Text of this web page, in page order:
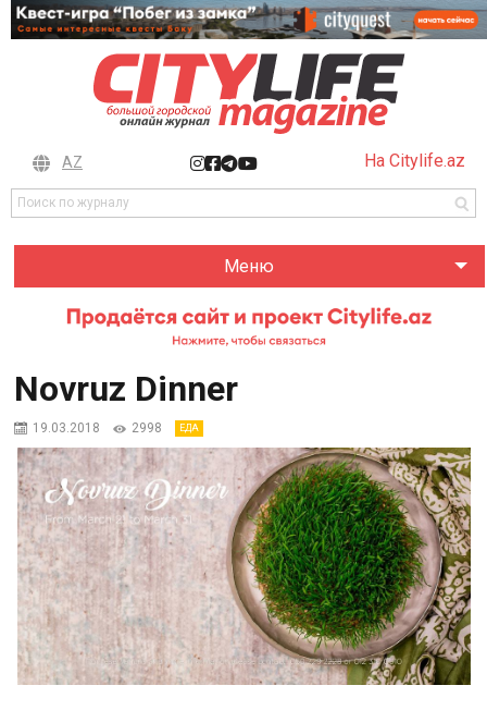
AZ На Citylife.az
Меню
Novruz Dinner
19.03.2018 2998 ЕДА